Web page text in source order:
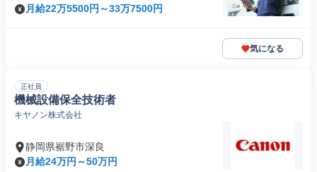
月給22万5500円～33万7500円
気になる
正社員
機械設備保全技術者
キヤノン株式会社
静岡県裾野市深良
月給24万円～50万円